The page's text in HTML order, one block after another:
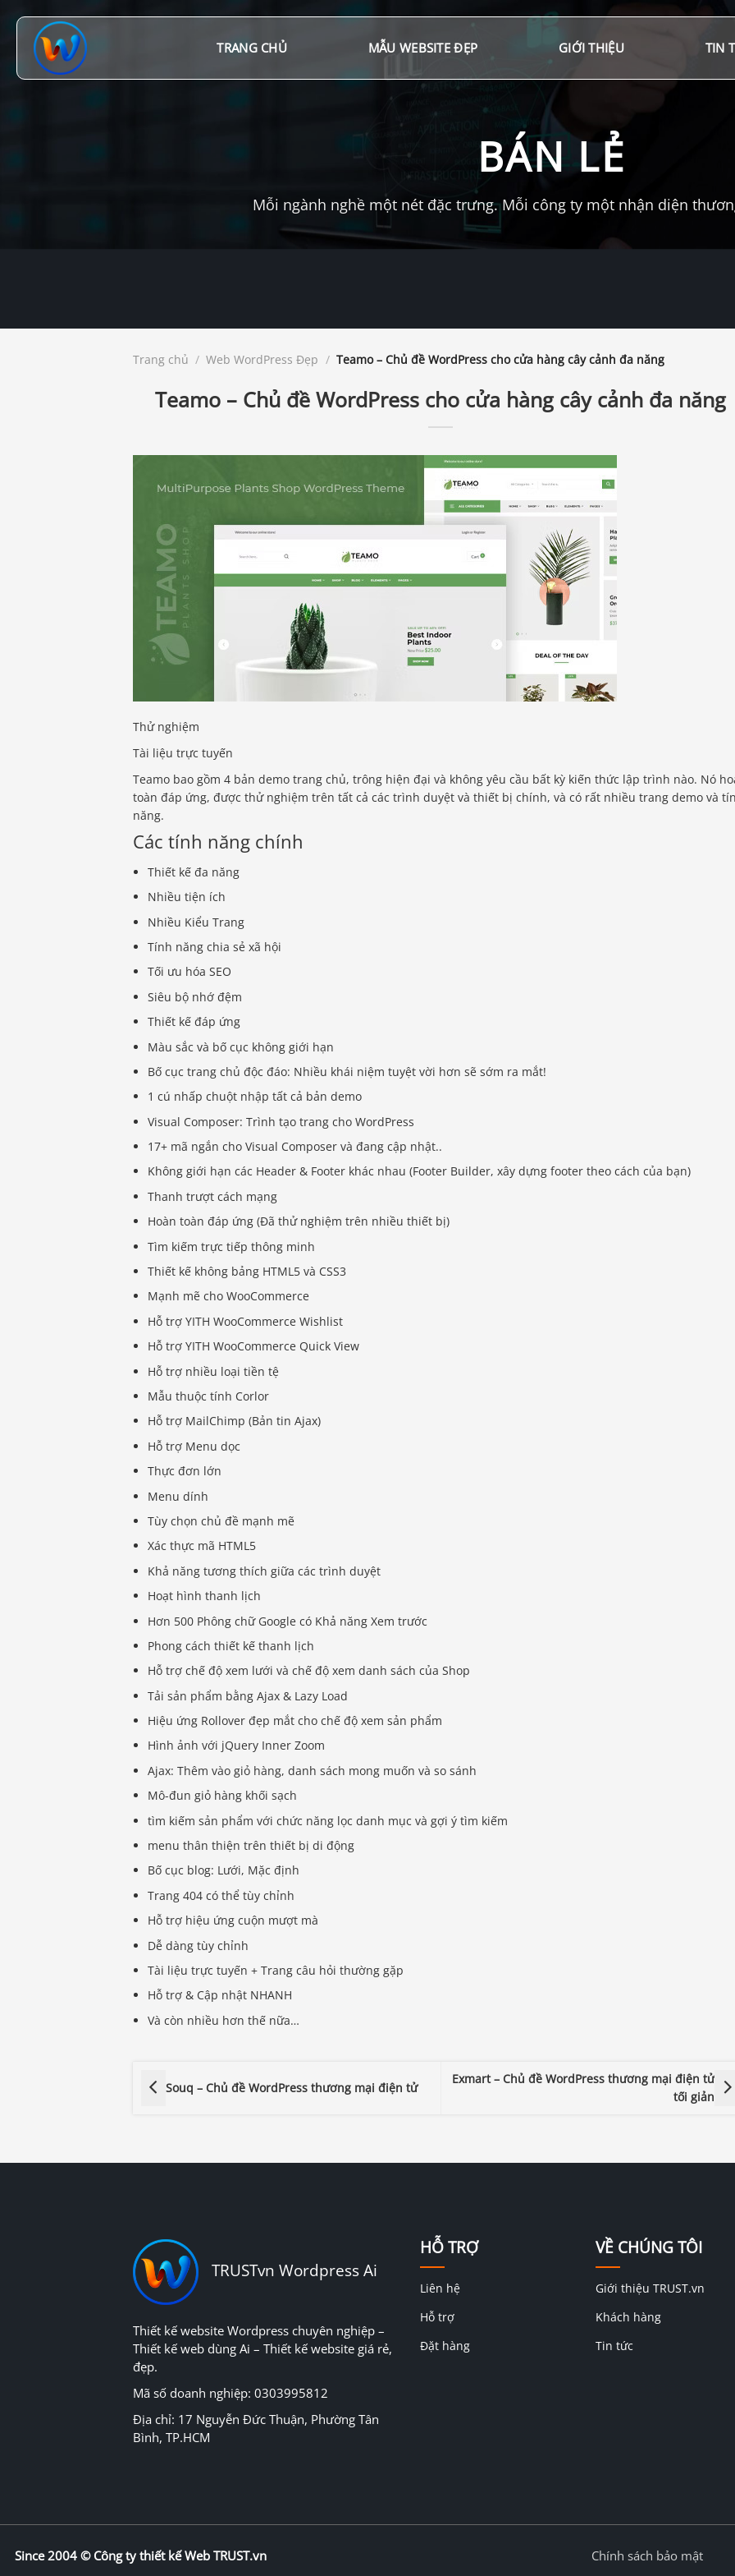
đến
TRANG CHỦ MẪU WEBSITE ĐẸP GIỚI THIỆU TIN
BÁN LẺ
Mỗi ngành nghề một nét đặc trưng. Mỗi công ty một nhận diện
Trang chủ / Web WordPress Đẹp / Teamo – Chủ đề WordPress cho cửa hàng cây cảnh đa năng
Teamo – Chủ đề WordPress cho cửa hàng cây cảnh đa năng
Thử nghiệm
Tài liệu trực tuyến
Teamo bao gồm 4 bản demo trang chủ, trông hiện đại và không yêu cầu bất kỳ kiến ​​thức lập trình nào. Nó
toàn đáp ứng, được thử nghiệm trên tất cả các trình duyệt và thiết bị chính, và có rất nhiều trang demo và
năng.
Các tính năng chính
Thiết kế đa năng
Nhiều tiện ích
Nhiều Kiểu Trang
Tính năng chia sẻ xã hội
Tối ưu hóa SEO
Siêu bộ nhớ đệm
Thiết kế đáp ứng
Màu sắc và bố cục không giới hạn
Bố cục trang chủ độc đáo: Nhiều khái niệm tuyệt vời hơn sẽ sớm ra mắt!
1 cú nhấp chuột nhập tất cả bản demo
Visual Composer: Trình tạo trang cho WordPress
17+ mã ngắn cho Visual Composer và đang cập nhật..
Không giới hạn các Header & Footer khác nhau (Footer Builder, xây dựng footer theo cách của bạn)
Thanh trượt cách mạng
Hoàn toàn đáp ứng (Đã thử nghiệm trên nhiều thiết bị)
Tìm kiếm trực tiếp thông minh
Thiết kế không bảng HTML5 và CSS3
Mạnh mẽ cho WooCommerce
Hỗ trợ YITH WooCommerce Wishlist
Hỗ trợ YITH WooCommerce Quick View
Hỗ trợ nhiều loại tiền tệ
Mẫu thuộc tính Corlor
Hỗ trợ MailChimp (Bản tin Ajax)
Hỗ trợ Menu dọc
Thực đơn lớn
Menu dính
Tùy chọn chủ đề mạnh mẽ
Xác thực mã HTML5
Khả năng tương thích giữa các trình duyệt
Hoạt hình thanh lịch
Hơn 500 Phông chữ Google có Khả năng Xem trước
Phong cách thiết kế thanh lịch
Hỗ trợ chế độ xem lưới và chế độ xem danh sách của Shop
Tải sản phẩm bằng Ajax & Lazy Load
Hiệu ứng Rollover đẹp mắt cho chế độ xem sản phẩm
Hình ảnh với jQuery Inner Zoom
Ajax: Thêm vào giỏ hàng, danh sách mong muốn và so sánh
Mô-đun giỏ hàng khối sạch
tìm kiếm sản phẩm với chức năng lọc danh mục và gợi ý tìm kiếm
menu thân thiện trên thiết bị di động
Bố cục blog: Lưới, Mặc định
Trang 404 có thể tùy chỉnh
Hỗ trợ hiệu ứng cuộn mượt mà
Dễ dàng tùy chỉnh
Tài liệu trực tuyến + Trang câu hỏi thường gặp
Hỗ trợ & Cập nhật NHANH
Và còn nhiều hơn thế nữa…
Souq – Chủ đề WordPress thương mại điện tử
Exmart – Chủ đề WordPress thương mại điện tử
tối giản
TRUSTvn Wordpress Ai
Thiết kế website Wordpress chuyên nghiệp –
Thiết kế web dùng Ai – Thiết kế website giá rẻ,
đẹp.
Mã số doanh nghiệp: 0303995812
Địa chỉ: 17 Nguyễn Đức Thuận, Phường Tân
Bình, TP.HCM
HỖ TRỢ
Liên hệ
Hỗ trợ
Đặt hàng
VỀ CHÚNG TÔI
Giới thiệu TRUST.vn
Khách hàng
Tin tức
Since 2004 © Công ty thiết kế Web TRUST.vn Chính sách bảo mật